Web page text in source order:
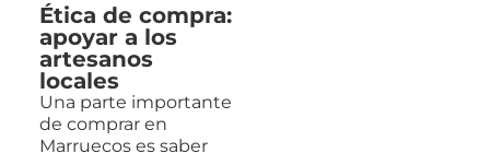
Ética de compra:
apoyar a los
artesanos
locales
Una parte importante
de comprar en
Marruecos es saber